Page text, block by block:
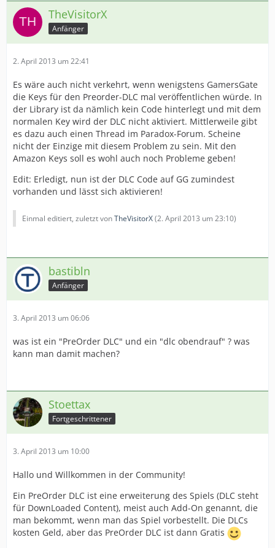
TheVisitorX
Anfänger
2. April 2013 um 22:41
Es wäre auch nicht verkehrt, wenn wenigstens GamersGate
die Keys für den Preorder-DLC mal veröffentlichen würde. In
der Library ist da nämlich kein Code hinterlegt und mit dem
normalen Key wird der DLC nicht aktiviert. Mittlerweile gibt
es dazu auch einen Thread im Paradox-Forum. Scheine
nicht der Einzige mit diesem Problem zu sein. Mit den
Amazon Keys soll es wohl auch noch Probleme geben!
Edit: Erledigt, nun ist der DLC Code auf GG zumindest
vorhanden und lässt sich aktivieren!
Einmal editiert, zuletzt vonTheVisitorX(2. April 2013 um 23:10)
bastibln
Anfänger
3. April 2013 um 06:06
was ist ein "PreOrder DLC" und ein "dlc obendrauf" ? was
kann man damit machen?
Stoettax
Fortgeschrittener
3. April 2013 um 10:00
Hallo und Willkommen in der Community!
Ein PreOrder DLC ist eine erweiterung des Spiels (DLC steht
für DownLoaded Content), meist auch Add-On genannt, die
man bekommt, wenn man das Spiel vorbestellt. Die DLCs
kosten Geld, aber das PreOrder DLC ist dann Gratis